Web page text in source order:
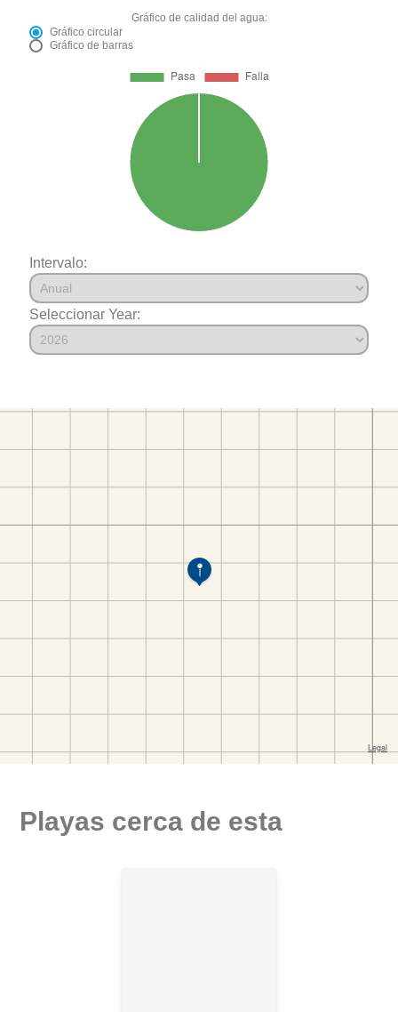
Gráfico de calidad del agua:
Gráfico circular
Gráfico de barras
Intervalo:
Seleccionar Year:
Playas cerca de esta